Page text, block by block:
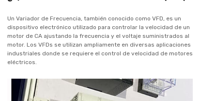
Un Variador de Frecuencia, también conocido como VFD, es un
dispositivo electrónico utilizado para controlar la velocidad de un
motor de CA ajustando la frecuencia y el voltaje suministrados al
motor. Los VFDs se utilizan ampliamente en diversas aplicaciones
industriales donde se requiere el control de velocidad de motores
eléctricos.